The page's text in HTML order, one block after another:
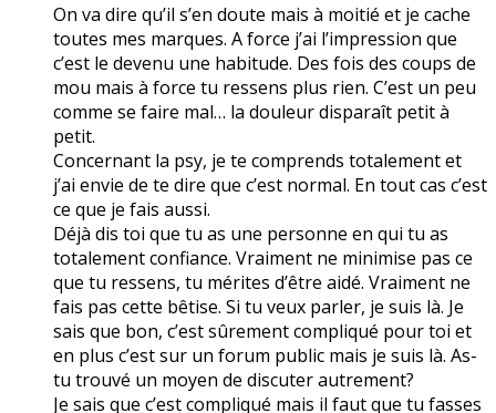
On va dire qu’il s’en doute mais à moitié et je cache
toutes mes marques. A force j’ai l’impression que
c’est le devenu une habitude. Des fois des coups de
mou mais à force tu ressens plus rien. C’est un peu
comme se faire mal… la douleur disparaît petit à
petit.
Concernant la psy, je te comprends totalement et
j’ai envie de te dire que c’est normal. En tout cas c’est
ce que je fais aussi.
Déjà dis toi que tu as une personne en qui tu as
totalement confiance. Vraiment ne minimise pas ce
que tu ressens, tu mérites d’être aidé. Vraiment ne
fais pas cette bêtise. Si tu veux parler, je suis là. Je
sais que bon, c’est sûrement compliqué pour toi et
en plus c’est sur un forum public mais je suis là. As-
tu trouvé un moyen de discuter autrement?
Je sais que c’est compliqué mais il faut que tu fasses